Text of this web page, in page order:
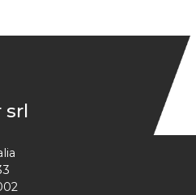
srl